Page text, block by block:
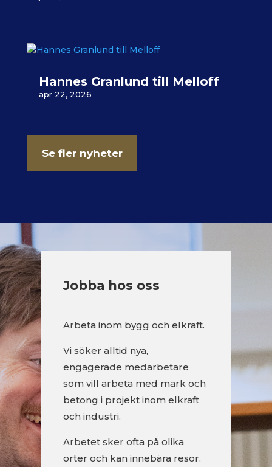
Hannes Granlund till Melloff
apr 22, 2026
Se fler nyheter
Jobba hos oss
Arbeta inom bygg och elkraft.
Vi söker alltid nya,
engagerade medarbetare
som vill arbeta med mark och
betong i projekt inom elkraft
och industri.
Arbetet sker ofta på olika
orter och kan innebära resor.